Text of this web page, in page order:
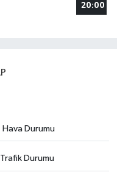
20:00
Hava Durumu
Trafik Durumu